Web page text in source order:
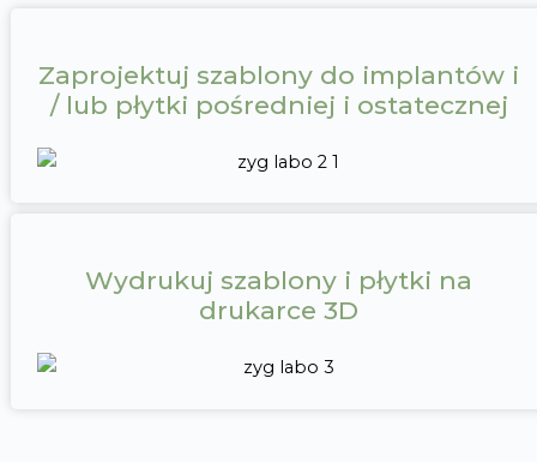
Zaprojektuj szablony do implantów i
/ lub płytki pośredniej i ostatecznej
Wydrukuj szablony i płytki na
drukarce 3D